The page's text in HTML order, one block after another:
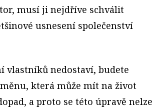
musí ji nejdříve schválit
usnesení společenství
vlastníků nedostaví, budete
která může mít na život
a proto se této úpravě nelze